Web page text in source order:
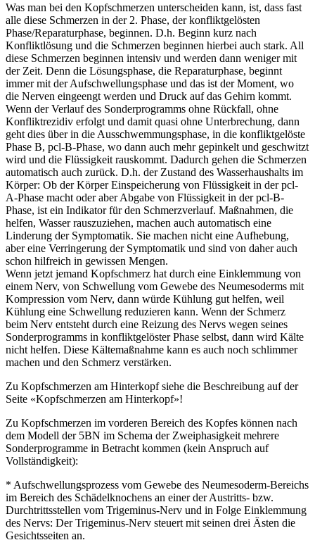
Was man bei den Kopfschmerzen unterscheiden kann, ist, dass fast
alle diese Schmerzen in der 2. Phase, der konfliktgelösten
Phase/Reparaturphase, beginnen. D.h. Beginn kurz nach
Konfliktlösung und die Schmerzen beginnen hierbei auch stark. All
diese Schmerzen beginnen intensiv und werden dann weniger mit
der Zeit. Denn die Lösungsphase, die Reparaturphase, beginnt
immer mit der Aufschwellungsphase und das ist der Moment, wo
die Nerven eingeengt werden und Druck auf das Gehirn kommt.
Wenn der Verlauf des Sonderprogramms ohne Rückfall, ohne
Konfliktrezidiv erfolgt und damit quasi ohne Unterbrechung, dann
geht dies über in die Ausschwemmungsphase, in die konfliktgelöste
Phase B, pcl-B-Phase, wo dann auch mehr gepinkelt und geschwitzt
wird und die Flüssigkeit rauskommt. Dadurch gehen die Schmerzen
automatisch auch zurück. D.h. der Zustand des Wasserhaushalts im
Körper: Ob der Körper Einspeicherung von Flüssigkeit in der pcl-
A-Phase macht oder aber Abgabe von Flüssigkeit in der pcl-B-
Phase, ist ein Indikator für den Schmerzverlauf. Maßnahmen, die
helfen, Wasser rauszuziehen, machen auch automatisch eine
Linderung der Symptomatik. Sie machen nicht eine Aufhebung,
aber eine Verringerung der Symptomatik und sind von daher auch
schon hilfreich in gewissen Mengen.
Wenn jetzt jemand Kopfschmerz hat durch eine Einklemmung von
einem Nerv, von Schwellung vom Gewebe des Neumesoderms mit
Kompression vom Nerv, dann würde Kühlung gut helfen, weil
Kühlung eine Schwellung reduzieren kann. Wenn der Schmerz
beim Nerv entsteht durch eine Reizung des Nervs wegen seines
Sonderprogramms in konfliktgelöster Phase selbst, dann wird Kälte
nicht helfen. Diese Kältemaßnahme kann es auch noch schlimmer
machen und den Schmerz verstärken.
Zu Kopfschmerzen am Hinterkopf siehe die Beschreibung auf der
Seite «Kopfschmerzen am Hinterkopf»!
Zu Kopfschmerzen im vorderen Bereich des Kopfes können nach
dem Modell der 5BN im Schema der Zweiphasigkeit mehrere
Sonderprogramme in Betracht kommen (kein Anspruch auf
Vollständigkeit):
* Aufschwellungsprozess vom Gewebe des Neumesoderm-Bereichs
im Bereich des Schädelknochens an einer der Austritts- bzw.
Durchtrittsstellen vom Trigeminus-Nerv und in Folge Einklemmung
des Nervs: Der Trigeminus-Nerv steuert mit seinen drei Ästen die
Gesichtsseiten an.